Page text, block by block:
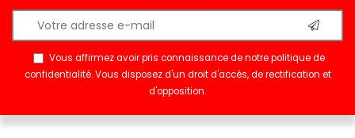
Vous affirmez avoir pris connaissance de notrepolitique de
confidentialité. Vous disposez d'un droit d'accès, de rectification et
d'opposition.